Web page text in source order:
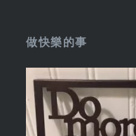
做快樂的事